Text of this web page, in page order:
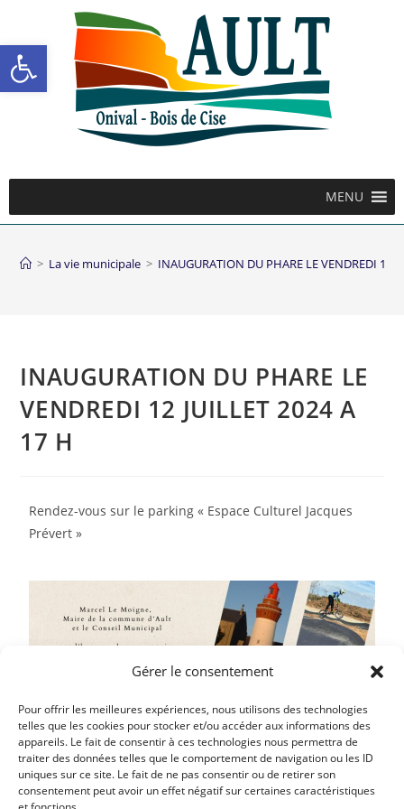
Ouvrir la barre d’outils
Gérer le consentement
Pour offrir les meilleures expériences, nous utilisons des technologies
telles que les cookies pour stocker et/ou accéder aux informations des
appareils. Le fait de consentir à ces technologies nous permettra de
traiter des données telles que le comportement de navigation ou les ID
uniques sur ce site. Le fait de ne pas consentir ou de retirer son
consentement peut avoir un effet négatif sur certaines caractéristiques
MENU
> La vie municipale > INAUGURATION DU PHARE LE VENDREDI 12
INAUGURATION DU PHARE LE
VENDREDI 12 JUILLET 2024 A
17 H
Rendez-vous sur le parking « Espace Culturel Jacques
Prévert »